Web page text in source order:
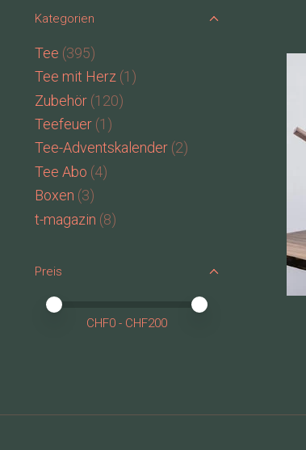
Kategorien
Tee (395)
Tee mit Herz (1)
Zubehör (120)
Teefeuer (1)
Tee-Adventskalender (2)
Tee Abo (4)
Boxen (3)
t-magazin (8)
Preis
Preis – Mindestwert
Price maximum value
CHF0 - CHF200